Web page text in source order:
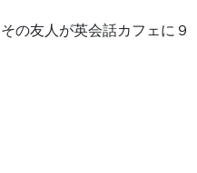
その友人が英会話カフェに